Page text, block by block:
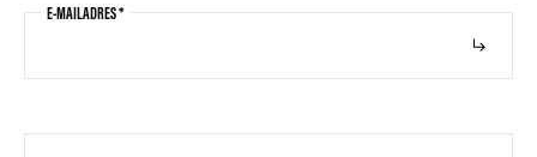
E-MAILADRES*